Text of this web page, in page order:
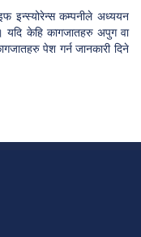
इन्स्योरेन्स कम्पनीले अध्ययन
। यदि केहि कागजातहरु अपुग वा
पेश गर्न जानकारी दिने